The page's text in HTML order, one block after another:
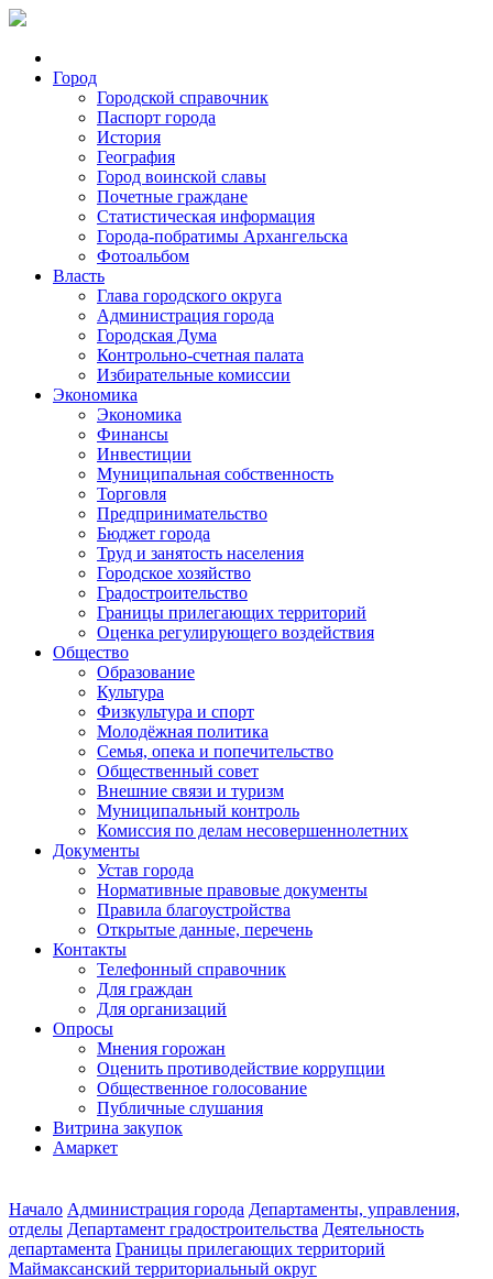
Город
Городской справочник
Паспорт города
История
География
Город воинской славы
Почетные граждане
Статистическая информация
Города-побратимы Архангельска
Фотоальбом
Власть
Глава городского округа
Администрация города
Городская Дума
Контрольно-счетная палата
Избирательные комиссии
Экономика
Экономика
Финансы
Инвестиции
Муниципальная собственность
Торговля
Предпринимательство
Бюджет города
Труд и занятость населения
Городское хозяйство
Градостроительство
Границы прилегающих территорий
Оценка регулирующего воздействия
Общество
Образование
Культура
Физкультура и спорт
Молодёжная политика
Семья, опека и попечительство
Общественный совет
Внешние связи и туризм
Муниципальный контроль
Комиссия по делам несовершеннолетних
Документы
Устав города
Нормативные правовые документы
Правила благоустройства
Открытые данные, перечень
Контакты
Телефонный справочник
Для граждан
Для организаций
Опросы
Мнения горожан
Оценить противодействие коррупции
Общественное голосование
Публичные слушания
Витрина закупок
Амаркет
Начало Администрация города Департаменты, управления,
отделы Департамент градостроительства Деятельность
департамента Границы прилегающих территорий
Маймаксанский территориальный округ